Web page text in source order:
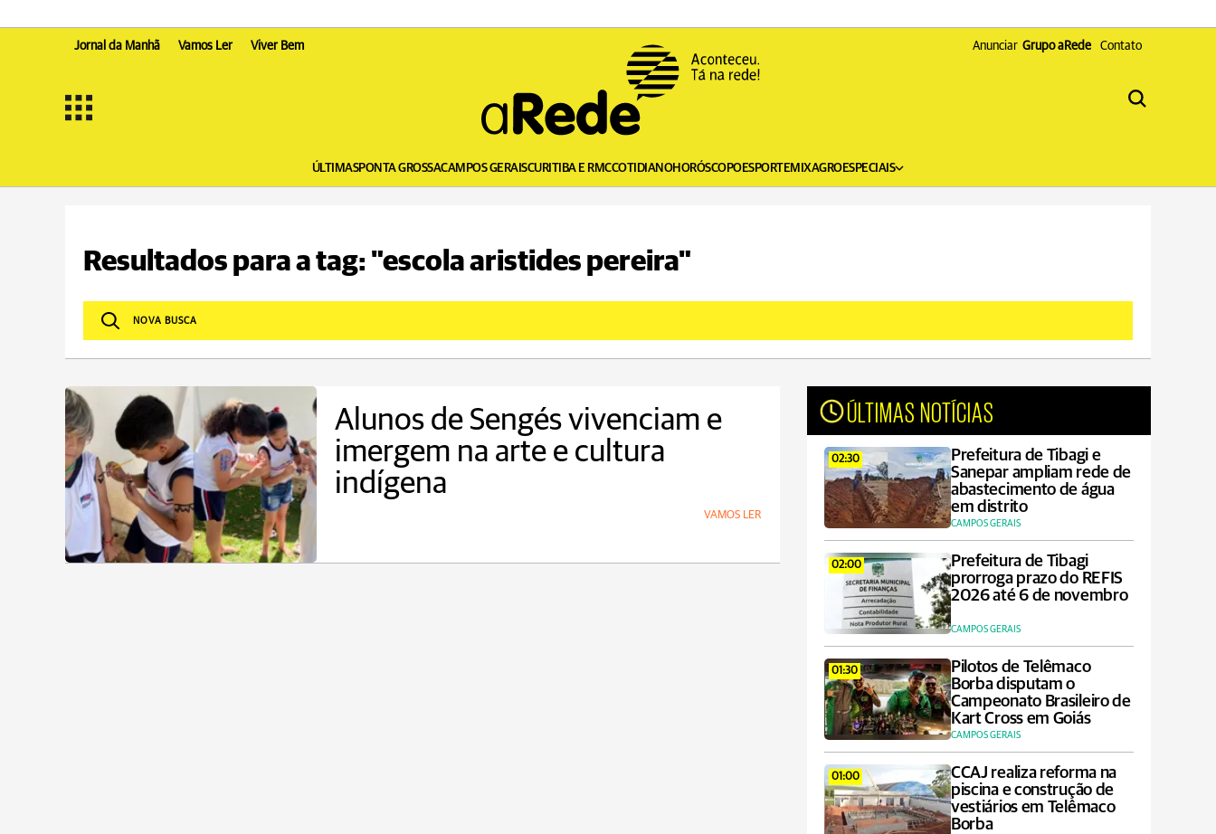
Jornal da Manhã Vamos Ler Viver Bem Anunciar Grupo aRede Contato
ÚLTIMASPONTA GROSSACAMPOS GERAISCURITIBA E RMCCOTIDIANOHORÓSCOPOESPORTEMIXAGROESPECIAIS
Resultados para a tag: "escola aristides pereira"
Alunos de Sengés vivenciam e
imergem na arte e cultura
indígena
VAMOS LER
ÚLTIMAS NOTÍCIAS
02:30
Prefeitura de Tibagi e
Sanepar ampliam rede de
abastecimento de água
em distrito
CAMPOS GERAIS
02:00
Prefeitura de Tibagi
prorroga prazo do REFIS
2026 até 6 de novembro
CAMPOS GERAIS
01:30
Pilotos de Telêmaco
Borba disputam o
Campeonato Brasileiro de
Kart Cross em Goiás
CAMPOS GERAIS
01:00
CCAJ realiza reforma na
piscina e construção de
vestiários em Telêmaco
Borba